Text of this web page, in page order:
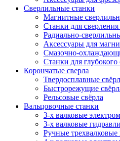
Сверлильные станки
Магнитные
Станки для
Радиально-
Аксессуары для
Смазочно-
Станки для глубокого
Корончатые сверла
Твердосплавные
Быстрорежущие
Рельсовые свёрла
Вальцовочные станки
3-х валковые
3-х валковые
Ручные трехвалковые